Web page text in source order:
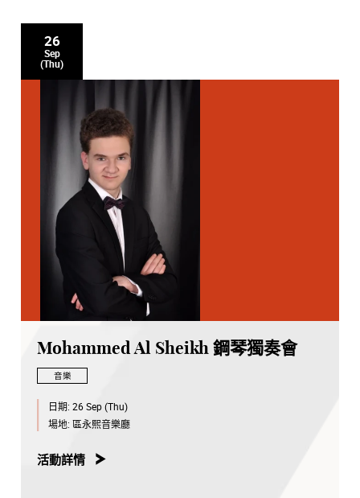
26
Sep
(Thu)
Mohammed Al Sheikh 鋼琴獨奏會
音樂
日期: 26 Sep (Thu)
場地: 區永熙音樂廳
活動詳情